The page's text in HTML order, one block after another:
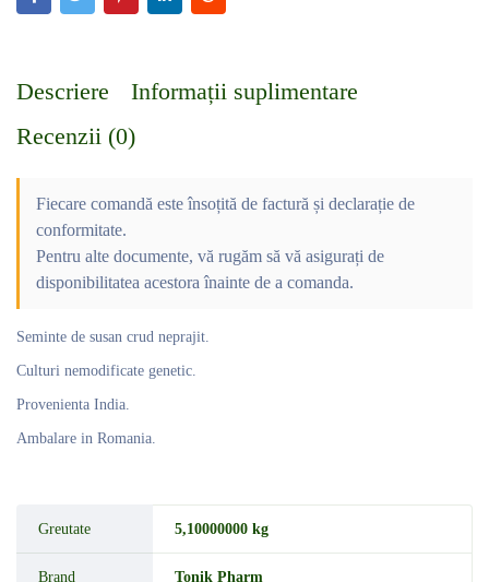
Descriere
Informații suplimentare
Recenzii (0)
Fiecare comandă este însoțită de factură și declarație de
conformitate.
Pentru alte documente, vă rugăm să vă asigurați de
disponibilitatea acestora înainte de a comanda.
Seminte de susan crud neprajit.
Culturi nemodificate genetic.
Provenienta India.
Ambalare in Romania.
Greutate 5,10000000 kg
Brand Tonik Pharm